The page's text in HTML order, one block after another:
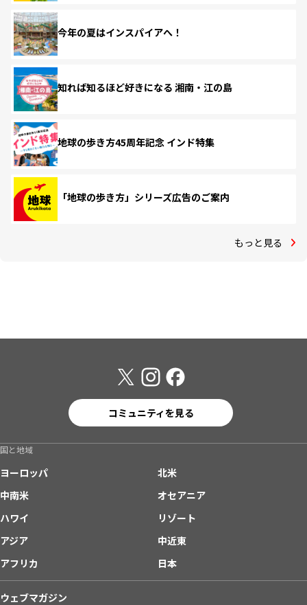
今年の夏はインスパイアへ！
知れば知るほど好きになる 湘南・江の島
地球の歩き方45周年記念 インド特集
「地球の歩き方」シリーズ広告のご案内
もっと見る
コミュニティを見る
国と地域
ヨーロッパ
北米
中南米
オセアニア
ハワイ
リゾート
アジア
中近東
アフリカ
日本
ウェブマガジン